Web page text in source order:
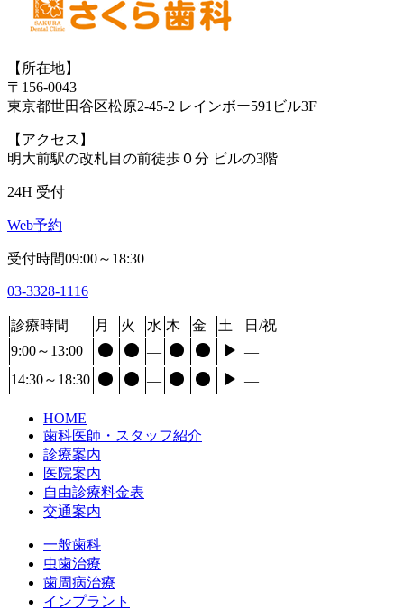
【所在地】
〒156-0043
東京都世田谷区松原2-45-2 レインボー591ビル3F
【アクセス】
明大前駅の改札目の前徒歩０分 ビルの3階
24H 受付
Web予約
受付時間09:00～18:30
03-3328-1116
診療時間 月 火 水 木 金 土
日/祝
9:00～13:00
  ―    ―
14:30～18:30   ―    ―
HOME
歯科医師・スタッフ紹介
診療案内
医院案内
自由診療料金表
交通案内
一般歯科
虫歯治療
歯周病治療
インプラント